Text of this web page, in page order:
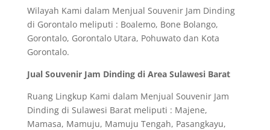
Wilayah Kami dalam Menjual Souvenir Jam Dinding
di Gorontalo meliputi : Boalemo, Bone Bolango,
Gorontalo, Gorontalo Utara, Pohuwato dan Kota
Gorontalo.
Jual Souvenir Jam Dinding di Area Sulawesi Barat
Ruang Lingkup Kami dalam Menjual Souvenir Jam
Dinding di Sulawesi Barat meliputi : Majene,
Mamasa, Mamuju, Mamuju Tengah, Pasangkayu,